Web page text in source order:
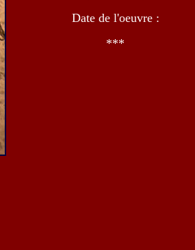
Date de l'oeuvre :
***